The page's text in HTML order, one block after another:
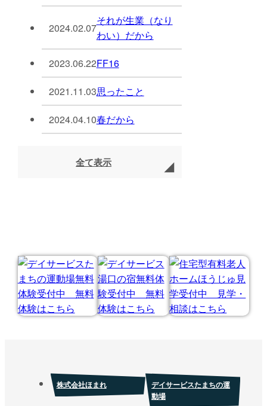
2024.02.07
それが生業（なり
わい）だから
2023.06.22FF16
2021.11.03思ったこと
2024.04.10春だから
全て表示
株式会社ほまれ
デイサービスたまちの運
動場